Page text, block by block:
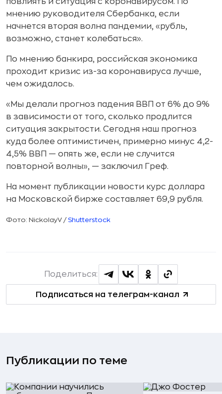
мнению руководителя Сбербанка, если
начнется вторая волна пандемии, «рубль,
возможно, станет колебаться».
По мнению банкира, российская экономика
проходит кризис из-за коронавируса лучше,
чем ожидалось.
«Мы делали прогноз падения ВВП от 6% до 9%
в зависимости от того, сколько продлится
ситуация закрытости. Сегодня наш прогноз
куда более оптимистичен, примерно минус 4,2-
4,5% ВВП — опять же, если не случится
повторной волны», — заключил Греф.
На момент публикации новости курс доллара
на Московской бирже составляет 69,9 рубля.
Фото: NickolayV / Shutterstock
Подписаться на телеграм-канал
Поделиться:
Публикации по теме